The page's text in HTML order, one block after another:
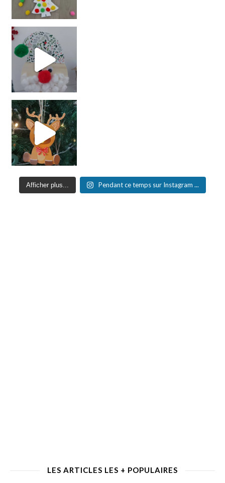
Afficher plus... Pendant ce temps sur Instagram ...
LES ARTICLES LES + POPULAIRES